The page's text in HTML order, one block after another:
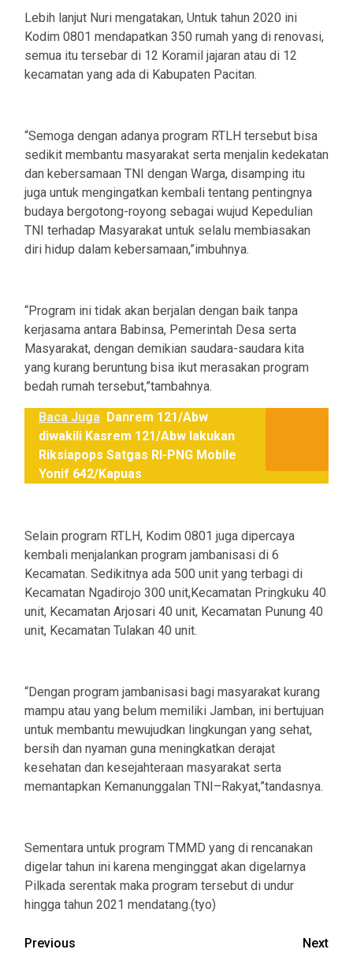
Lebih lanjut Nuri mengatakan, Untuk tahun 2020 ini
Kodim 0801 mendapatkan 350 rumah yang di renovasi,
semua itu tersebar di 12 Koramil jajaran atau di 12
kecamatan yang ada di Kabupaten Pacitan.
“Semoga dengan adanya program RTLH tersebut bisa
sedikit membantu masyarakat serta menjalin kedekatan
dan kebersamaan TNI dengan Warga, disamping itu
juga untuk mengingatkan kembali tentang pentingnya
budaya bergotong-royong sebagai wujud Kepedulian
TNI terhadap Masyarakat untuk selalu membiasakan
diri hidup dalam kebersamaan,”imbuhnya.
“Program ini tidak akan berjalan dengan baik tanpa
kerjasama antara Babinsa, Pemerintah Desa serta
Masyarakat, dengan demikian saudara-saudara kita
yang kurang beruntung bisa ikut merasakan program
bedah rumah tersebut,”tambahnya.
Baca Juga Danrem 121/Abw
diwakili Kasrem 121/Abw lakukan
Riksiapops Satgas RI-PNG Mobile
Yonif 642/Kapuas
Selain program RTLH, Kodim 0801 juga dipercaya
kembali menjalankan program jambanisasi di 6
Kecamatan. Sedikitnya ada 500 unit yang terbagi di
Kecamatan Ngadirojo 300 unit,Kecamatan Pringkuku 40
unit, Kecamatan Arjosari 40 unit, Kecamatan Punung 40
unit, Kecamatan Tulakan 40 unit.
“Dengan program jambanisasi bagi masyarakat kurang
mampu atau yang belum memiliki Jamban, ini bertujuan
untuk membantu mewujudkan lingkungan yang sehat,
bersih dan nyaman guna meningkatkan derajat
kesehatan dan kesejahteraan masyarakat serta
memantapkan Kemanunggalan TNI–Rakyat,”tandasnya.
Sementara untuk program TMMD yang di rencanakan
digelar tahun ini karena menginggat akan digelarnya
Pilkada serentak maka program tersebut di undur
hingga tahun 2021 mendatang.(tyo)
Post
Previous Next